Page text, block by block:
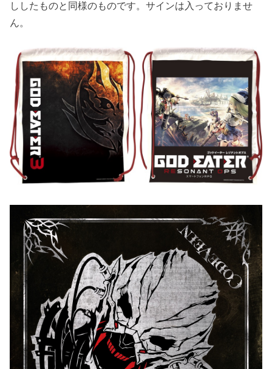
ししたものと同様のものです。サインは入っておりませ
ん。